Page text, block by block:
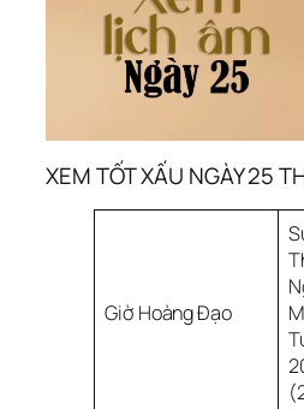
XEM TỐT XẤU NGÀY 25
Giờ Hoàng Đạo